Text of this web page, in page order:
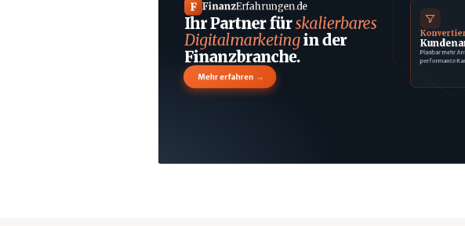
F FinanzErfahrungen.de
Ihr Partner fürskalierbares
Digitalmarketingin der
Finanzbranche.
Mehr erfahren →
Planbar mehr
performante